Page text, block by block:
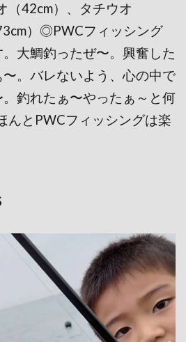
（42cm）、タチウオ
）◎PWCフィッシング
大鯛釣ったぜ〜。興奮した
。バレないよう、心の中で
釣れたぁ〜やったぁ～と何
とPWCフィッシングは楽